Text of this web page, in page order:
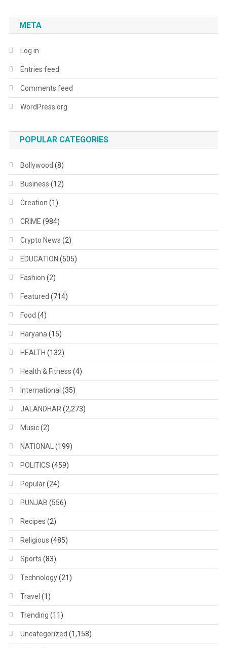
META
Log in
Entries feed
Comments feed
WordPress.org
POPULAR CATEGORIES
Bollywood (8)
Business (12)
Creation (1)
CRIME (984)
Crypto News (2)
EDUCATION (505)
Fashion (2)
Featured (714)
Food (4)
Haryana(15)
HEALTH (132)
Health & Fitness (4)
International (35)
JALANDHAR(2,273)
Music(2)
NATIONAL(199)
POLITICS (459)
Popular(24)
PUNJAB (556)
Recipes (2)
Religious (485)
Sports (83)
Technology(21)
Travel (1)
Trending (11)
Uncategorized (1,158)